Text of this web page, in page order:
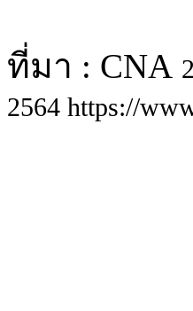
ที่มา : CNA
2564 https://